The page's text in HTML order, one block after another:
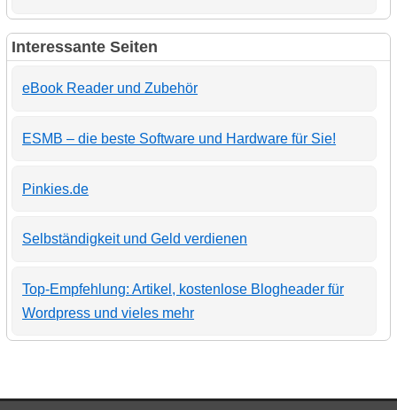
Interessante Seiten
eBook Reader und Zubehör
ESMB – die beste Software und Hardware für Sie!
Pinkies.de
Selbständigkeit und Geld verdienen
Top-Empfehlung: Artikel, kostenlose Blogheader für
Wordpress und vieles mehr